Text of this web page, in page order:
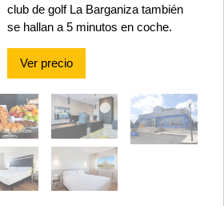
club de golf La Barganiza también
se hallan a 5 minutos en coche.
Ver precio